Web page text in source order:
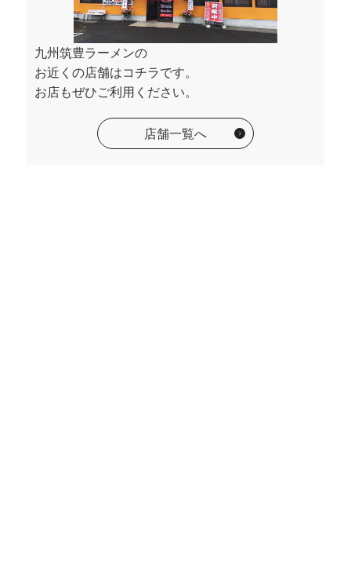
九州筑豊ラーメンの
お近くの店舗はコチラです。
お店もぜひご利用ください。
店舗一覧へ